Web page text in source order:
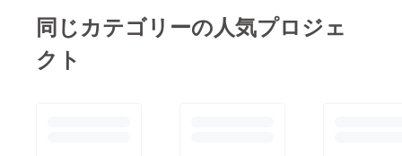
同じカテゴリーの人気プロジェ
クト